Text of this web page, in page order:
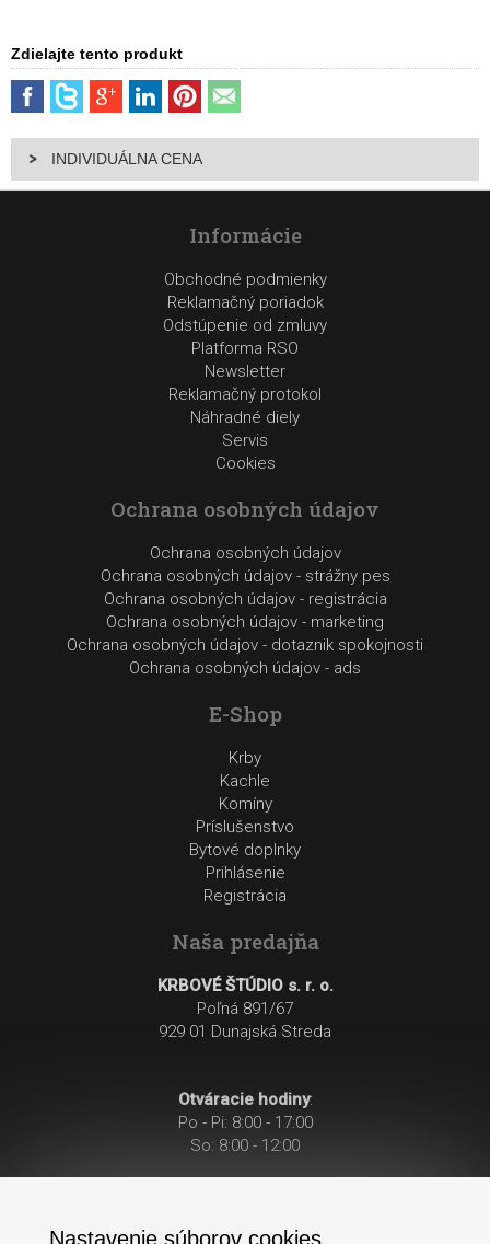
Zdielajte tento produkt
INDIVIDUÁLNA CENA
Informácie
Obchodné podmienky
Reklamačný poriadok
Odstúpenie od zmluvy
Platforma RSO
Newsletter
Reklamačný protokol
Náhradné diely
Servis
Cookies
Ochrana osobných údajov
Ochrana osobných údajov
Ochrana osobných údajov - strážny pes
Ochrana osobných údajov - registrácia
Ochrana osobných údajov - marketing
Ochrana osobných údajov - dotaznik spokojnosti
Ochrana osobných údajov - ads
E-Shop
Krby
Kachle
Komíny
Príslušenstvo
Bytové doplnky
Prihlásenie
Registrácia
Naša predajňa
KRBOVÉ ŠTÚDIO s. r. o.
Poľná 891/67
929 01 Dunajská Streda
Otváracie hodiny:
Po - Pi: 8:00 - 17:00
So: 8:00 - 12:00
Nastavenie súborov cookies